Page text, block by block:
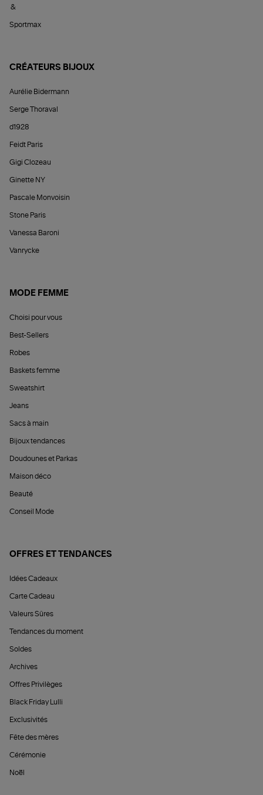
&
Sportmax
CRÉATEURS BIJOUX
Aurélie Bidermann
Serge Thoraval
d1928
Feidt Paris
Gigi Clozeau
Ginette NY
Pascale Monvoisin
Stone Paris
Vanessa Baroni
Vanrycke
MODE FEMME
Choisi pour vous
Best-Sellers
Robes
Baskets femme
Sweatshirt
Jeans
Sacs à main
Bijoux tendances
Doudounes et Parkas
Maison déco
Beauté
Conseil Mode
OFFRES ET TENDANCES
Idées Cadeaux
Carte Cadeau
Valeurs Sûres
Tendances du moment
Soldes
Archives
Offres Privilèges
Black Friday Lulli
Exclusivités
Fête des mères
Cérémonie
Noël